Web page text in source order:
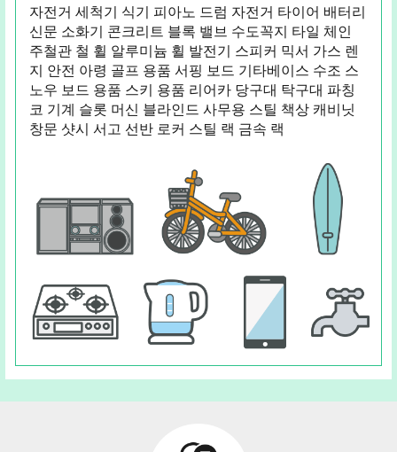
자전거 세척기 식기 피아노 드럼 자전거 타이어 배터리
신문 소화기 콘크리트 블록 밸브 수도꼭지 타일 체인
주철관 철 휠 알루미늄 휠 발전기 스피커 믹서 가스 렌
지 안전 아령 골프 용품 서핑 보드 기타베이스 수조 스
노우 보드 용품 스키 용품 리어카 당구대 탁구대 파칭
코 기계 슬롯 머신 블라인드 사무용 스틸 책상 캐비닛
창문 샷시 서고 선반 로커 스틸 랙 금속 랙